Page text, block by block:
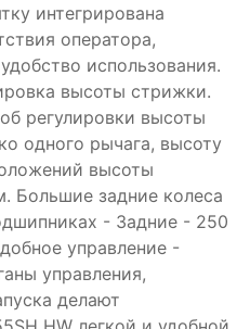
интегрирована
оператора,
использования.
высоты стрижки.
регулировки высоты
одного рычага, высоту
высоты
Большие задние колеса
- Задние - 250
управление -
управления,
делают